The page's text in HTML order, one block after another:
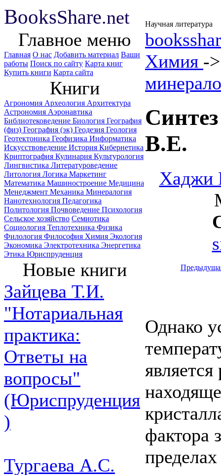
BooksShare.net Научная литература
Главное меню
Главная О нас Добавить материал Ваши
работы Поиск по сайту Карта книг
Купить книги Карта сайта
Книги
Агрономия Археология Архитектура
Астрономия Аэронавтика
Библиотековедение Биология География
(физ) География (эк) Геодезия Геология
Геотектоника Геофизика Информатика
Искусствоведение История Кибернетика
Криптография Кулинария Культурология
Лингвистика Литературоведение
Литология Логика Маркетинг
Математика Машиностроение Медицина
Менеджмент Механика Минералогия
Нанотехнология Педагогика
Политология Почвоведение Психология
Сельское хозяйство Семиотика
Социология Теплотехника Физика
Филология Философия Химия Экология
Экономика Электротехника Энергетика
Этика Юриспруденция
Новые книги
Зайцева Т.И.
"Нотариальная
практика:
Ответы на
вопросы"
(Юриспруденция
)
Тургаева А.С.
Химия -
В.Е.
Хаджи
Однако
фактора